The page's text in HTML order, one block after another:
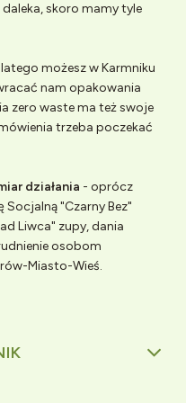
skoro mamy tyle
możesz w Karmniku
nam opakowania
zero waste ma też swoje
trzeba poczekać
działania - oprócz
"Czarny Bez"
Liwca" zupy, dania
osobom
Miasto-Wieś.